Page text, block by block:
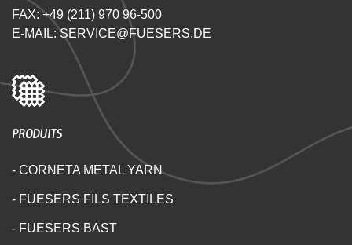
FAX: +49 (211) 970 96-500
E-MAIL:SERVICE@FUESERS.DE
PRODUITS
- CORNETA METAL YARN
- FUESERS FILS TEXTILES
- FUESERS BAST